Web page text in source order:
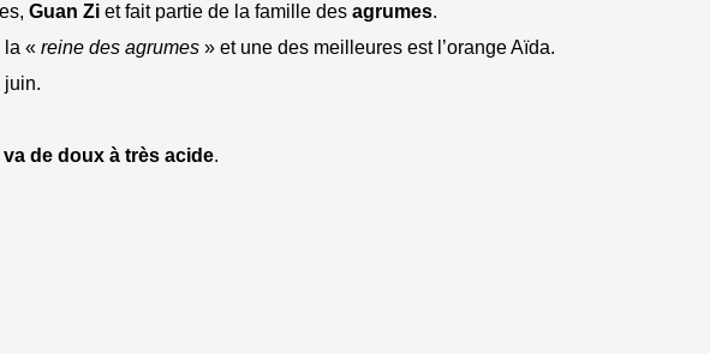
Guan Zi et fait partie de la famille des agrumes.
la « reine des agrumes » et une des meilleures est l’orange Aïda.
juin.
va de doux à très acide.